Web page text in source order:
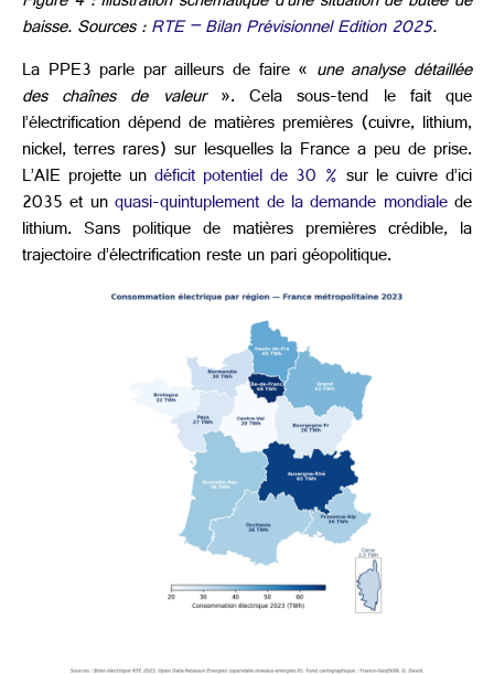
baisse. Sources :RTE – Bilan Prévisionnel Edition 2025.
La PPE3 parle par ailleurs de faire « une analyse détaillée
des chaînes de valeur». Cela sous-tend le fait que
l’électrification dépend de matières premières (cuivre, lithium,
nickel, terres rares) sur lesquelles la France a peu de prise.
L’AIE projette un déficit potentiel de 30 % sur le cuivre d’ici
2035 et unquasi-quintuplement de la demande mondialede
lithium. Sans politique de matières premières crédible, la
trajectoire d’électrification reste un pari géopolitique.